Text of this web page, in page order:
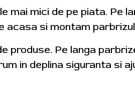
mici de pe piata. Pe
si montam
produse. Pe langa
in deplina siguranta si